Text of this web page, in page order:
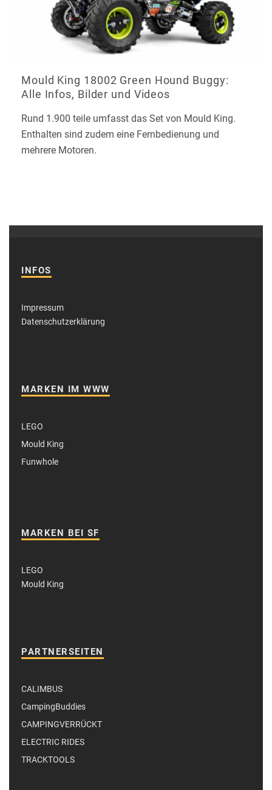
Mould King 18002 Green Hound Buggy:
Alle Infos, Bilder und Videos
Rund 1.900 teile umfasst das Set von Mould King.
Enthalten sind zudem eine Fernbedienung und
mehrere Motoren.
INFOS
Impressum
Datenschutzerklärung
MARKEN IM WWW
LEGO
Mould King
Funwhole
MARKEN BEI SF
LEGO
Mould King
PARTNERSEITEN
CALIMBUS
CampingBuddies
CAMPINGVERRÜCKT
ELECTRIC RIDES
TRACKTOOLS